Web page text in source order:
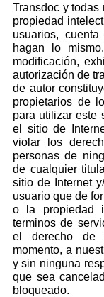
Transdoc y todas
propiedad
usuarios,
hagan lo
modificación,
autorización de
de autor
propietarios de
para utilizar este
el sitio de
violar los
personas de
de cualquier
sitio de Internet
usuario que de
o la propiedad
terminos de
el derecho de
momento, a
y sin ninguna
que sea
bloqueado.